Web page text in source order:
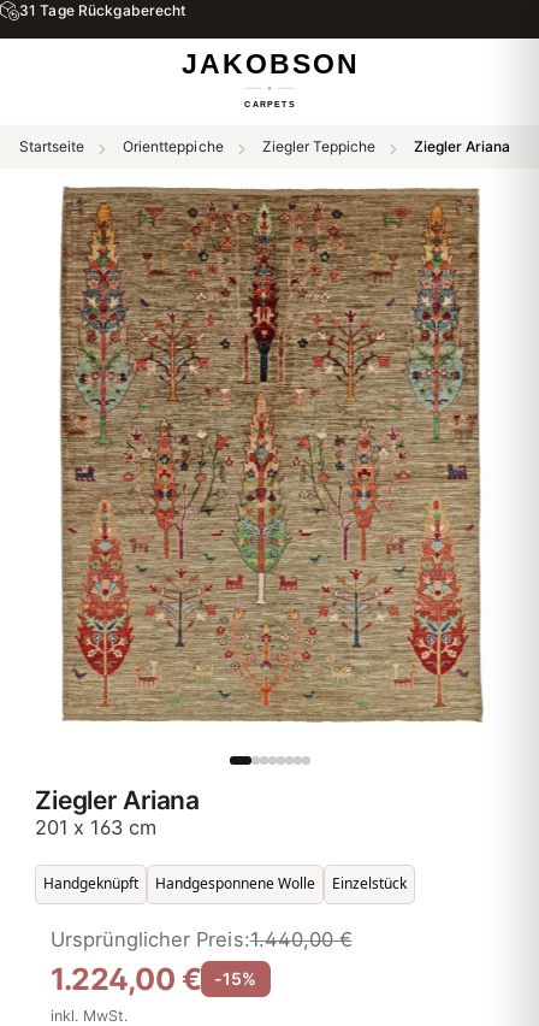
31 Tage Rückgaberecht
Startseite Orientteppiche Ziegler Teppiche Ziegler Ariana
Ziegler Ariana
201 x 163 cm
Handgeknüpft Handgesponnene Wolle Einzelstück
1.224,00 €
Ursprünglicher Preis:1.440,00 €
-15%
inkl. MwSt.